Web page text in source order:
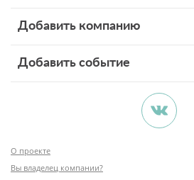
Добавить компанию
Добавить событие
О проекте
Вы владелец компании?